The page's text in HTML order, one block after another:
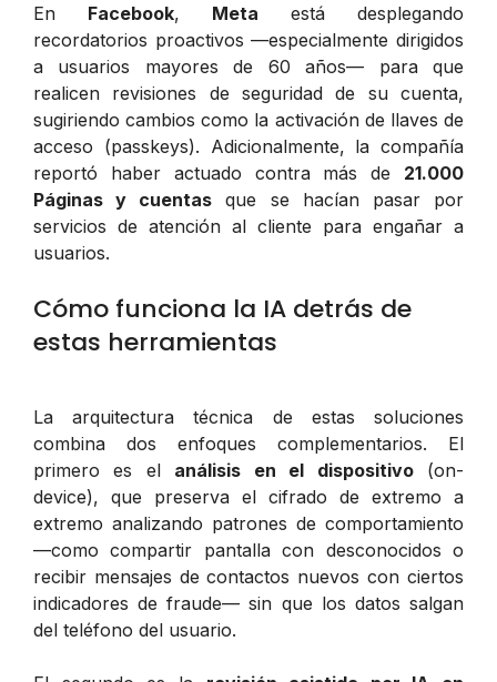
En Facebook, Meta está desplegando
recordatorios proactivos —especialmente dirigidos
a usuarios mayores de 60 años— para que
realicen revisiones de seguridad de su cuenta,
sugiriendo cambios como la activación de llaves de
acceso (passkeys). Adicionalmente, la compañía
reportó haber actuado contra más de 21.000
Páginas y cuentas que se hacían pasar por
servicios de atención al cliente para engañar a
usuarios.
Cómo funciona la IA detrás de
estas herramientas
La arquitectura técnica de estas soluciones
combina dos enfoques complementarios. El
primero es el análisis en el dispositivo(on-
device), que preserva el cifrado de extremo a
extremo analizando patrones de comportamiento
—como compartir pantalla con desconocidos o
recibir mensajes de contactos nuevos con ciertos
indicadores de fraude— sin que los datos salgan
del teléfono del usuario.